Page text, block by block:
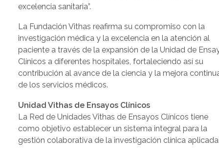
excelencia sanitaria”.
La Fundación Vithas reafirma su compromiso con la
investigación médica y la excelencia en la atención al
paciente a través de la expansión de la Unidad de
Clínicos a diferentes hospitales, fortaleciendo así su
contribución al avance de la ciencia y la mejora
de los servicios médicos.
Unidad Vithas de Ensayos Clínicos
La Red de Unidades Vithas de Ensayos Clínicos tiene
como objetivo establecer un sistema integral para la
gestión colaborativa de la investigación clínica